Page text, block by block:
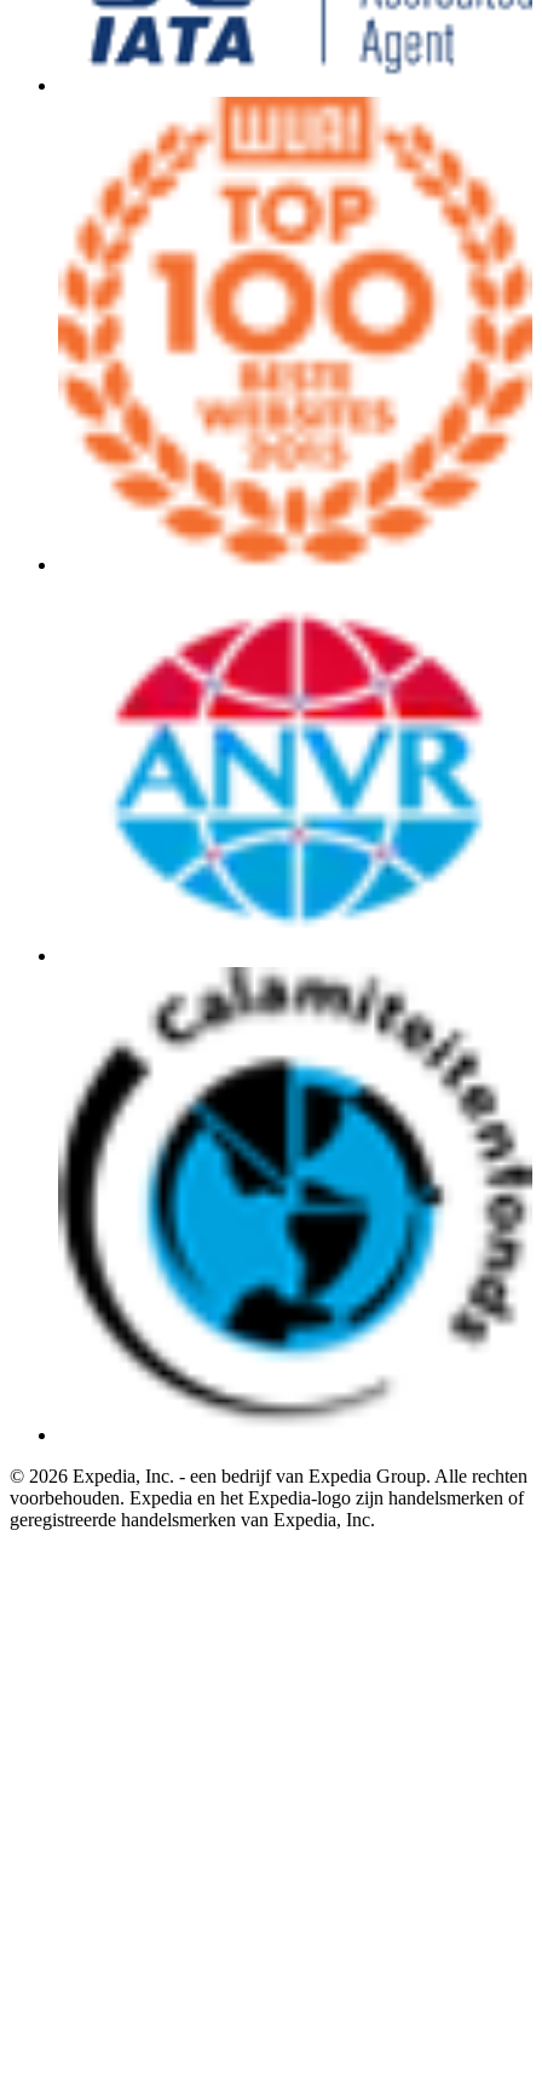
© 2026 Expedia, Inc. - een bedrijf van Expedia Group. Alle rechten
voorbehouden. Expedia en het Expedia-logo zijn handelsmerken of
geregistreerde handelsmerken van Expedia, Inc.